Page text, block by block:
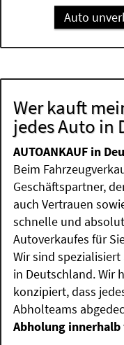
Auto
Wer kauft
jedes Auto in
AUTOANKAUF in
Beim
Geschäftspartner,
auch Vertrauen
schnelle und
Autoverkaufes für
Wir sind
in Deutschland. Wir
konzipiert, dass
Abholteams
Abholung innerhalb